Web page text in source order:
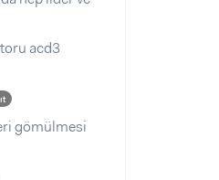
acd3
gömülmesi